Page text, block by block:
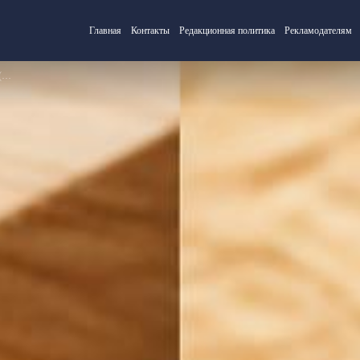
Главная Контакты Редакционная политика Рекламодателям